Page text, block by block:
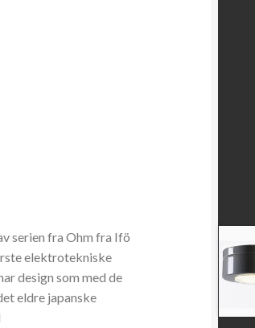
serien fra Ohm fra Ifö
elektrotekniske
design som med de
eldre japanske